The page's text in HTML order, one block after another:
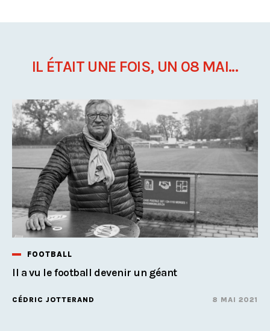
IL ÉTAIT UNE FOIS, UN 08 MAI...
FOOTBALL
Il a vu le football devenir un géant
CÉDRIC JOTTERAND 8 MAI 2021